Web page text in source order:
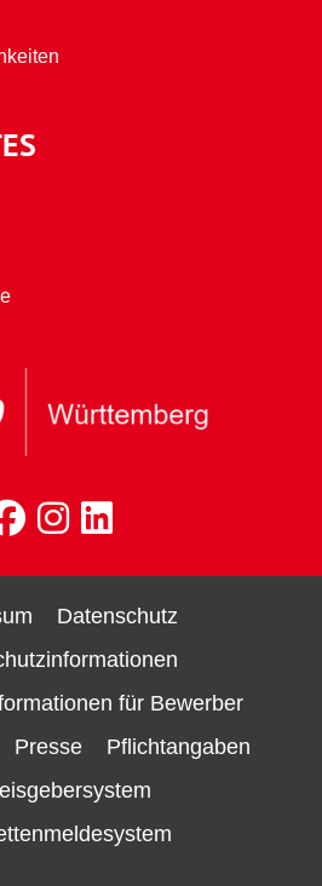
Datenschutz
für Bewerber
Presse
Pflichtangaben